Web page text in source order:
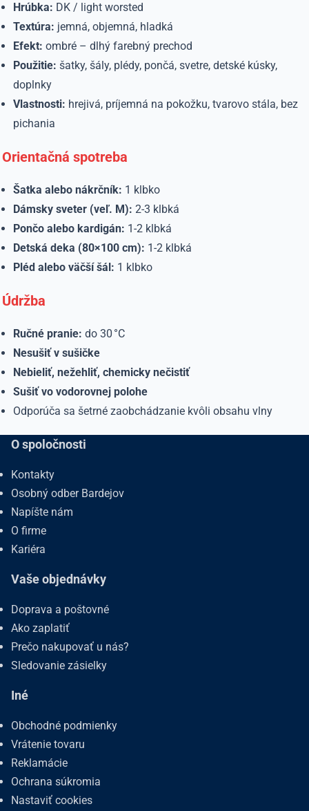
Hrúbka: DK / light worsted
Textúra: jemná, objemná, hladká
Efekt: ombré – dlhý farebný prechod
Použitie: šatky, šály, plédy, pončá, svetre, detské kúsky,
doplnky
Vlastnosti: hrejivá, príjemná na pokožku, tvarovo stála, bez
pichania
Orientačná spotreba
Šatka alebo nákrčník: 1 klbko
Dámsky sveter (veľ. M): 2-3 klbká
Pončo alebo kardigán: 1-2 klbká
Detská deka (80×100 cm): 1-2 klbká
Pléd alebo väčší šál: 1 klbko
Údržba
Ručné pranie: do 30 °C
Nesušiť v sušičke
Nebieliť, nežehliť, chemicky nečistiť
Sušiť vo vodorovnej polohe
Odporúča sa šetrné zaobchádzanie kvôli obsahu vlny
O spoločnosti
Kontakty
Osobný odber Bardejov
Napíšte nám
O firme
Kariéra
Vaše objednávky
Doprava a poštovné
Ako zaplatiť
Prečo nakupovať u nás?
Sledovanie zásielky
Iné
Obchodné podmienky
Vrátenie tovaru
Reklamácie
Ochrana súkromia
Nastaviť cookies